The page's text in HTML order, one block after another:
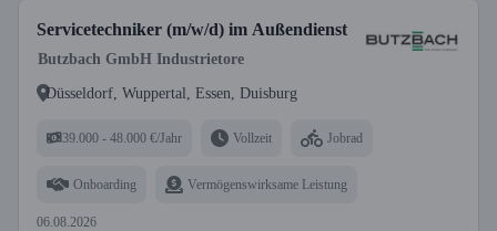
Servicetechniker (m/w/d) im Außendienst
Butzbach GmbH Industrietore
Düsseldorf, Wuppertal, Essen, Duisburg
39.000 - 48.000 €/Jahr Vollzeit Jobrad
Onboarding Vermögenswirksame Leistung
06.08.2026